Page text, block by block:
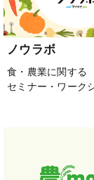
ノウラボ
食・農業に関する
セミナー・ワーク